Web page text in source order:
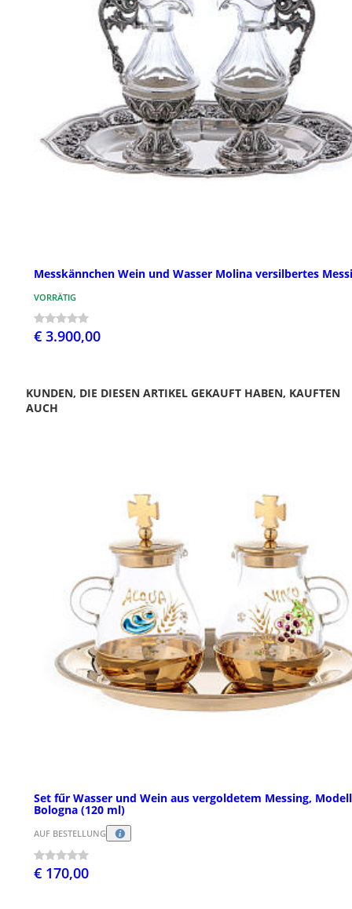
Messkännchen Wein und Wasser Molina versilbertes
VORRÄTIG
€ 3.900,00
KUNDEN, DIE DIESEN ARTIKEL GEKAUFT HABEN, KAUFTEN
AUCH
Set fűr Wasser und Wein aus vergoldetem Messing, Modell
Bologna (120 ml)
AUF BESTELLUNG
€ 170,00